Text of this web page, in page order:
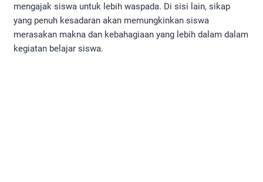
mengajak siswa untuk lebih waspada. Di sisi lain, sikap
yang penuh kesadaran akan memungkinkan siswa
merasakan makna dan kebahagiaan yang lebih dalam dalam
kegiatan belajar siswa.